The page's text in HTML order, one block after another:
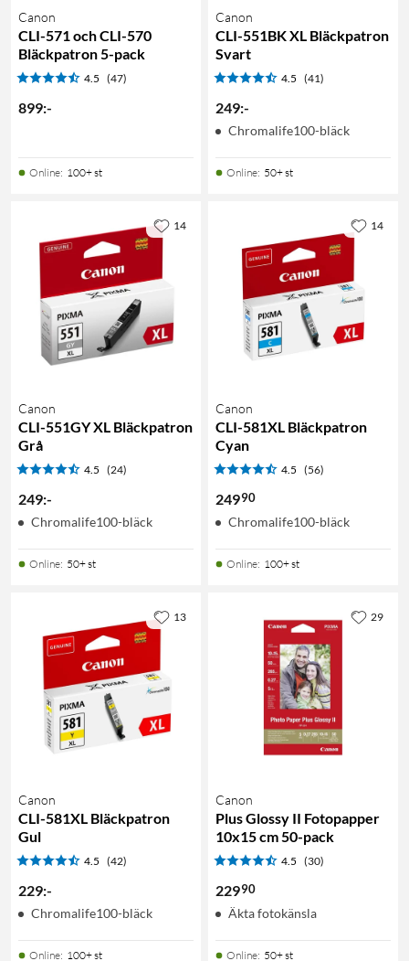
Canon
CLI-571 och CLI-570
Bläckpatron 5-pack
4.5 (47)
899:-
Online: 100+ st
Canon
CLI-551BK XL Bläckpatron
Svart
4.5 (41)
249:-
Chromalife100-bläck
Online: 50+ st
Canon
CLI-551GY XL Bläckpatron
Grå
4.5 (24)
249:-
Chromalife100-bläck
Online: 50+ st
14
Canon
CLI-581XL Bläckpatron
Cyan
4.5 (56)
24990
Chromalife100-bläck
Online: 100+ st
14
Canon
CLI-581XL Bläckpatron
Gul
4.5 (42)
229:-
Chromalife100-bläck
Online: 100+ st
13
Canon
Plus Glossy II Fotopapper
10x15 cm 50-pack
4.5 (30)
22990
Äkta fotokänsla
Online: 50+ st
29